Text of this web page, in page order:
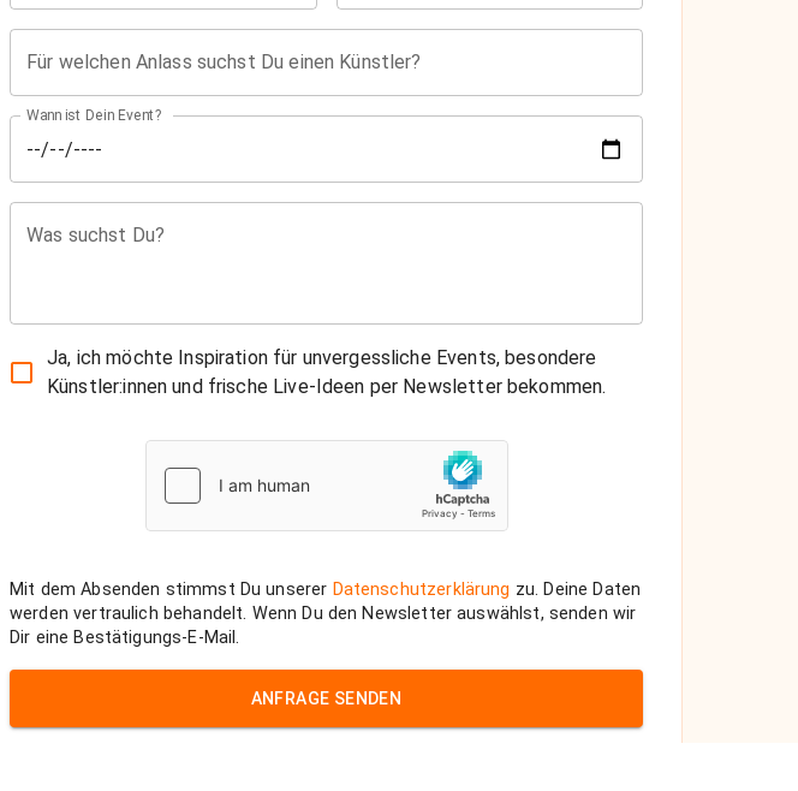
Für welchen Anlass suchst Du einen Künstler?
Wann ist Dein Event?
Was suchst Du?
Ja, ich möchte Inspiration für unvergessliche Events, besondere
Künstler:innen und frische Live-Ideen per Newsletter bekommen.
Mit dem Absenden stimmst Du unserer Datenschutzerklärung zu. Deine Daten
werden vertraulich behandelt. Wenn Du den Newsletter auswählst, senden wir
Dir eine Bestätigungs-E-Mail.
ANFRAGE SENDEN